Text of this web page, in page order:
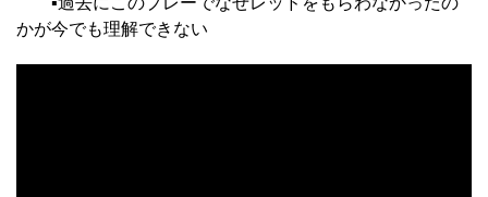
かが今でも理解できない